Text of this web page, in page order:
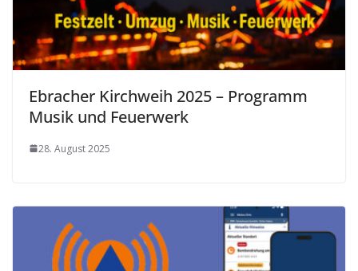
Ebracher Kirchweih 2025 – Programm
Musik und Feuerwerk
28. August 2025